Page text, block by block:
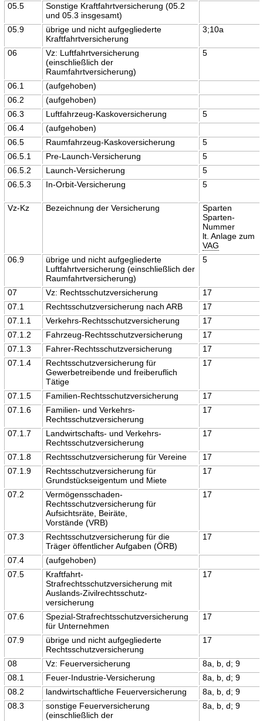
05.5
Sonstige Kraftfahrtversicherung (05.2
und 05.3 insgesamt)
05.9
übrige und nicht aufgegliederte
Kraftfahrtversicherung
3;10a
06
Vz: Luftfahrtversicherung
(einschließlich der
Raumfahrtversicherung)
5
06.1
(aufgehoben)
06.2
(aufgehoben)
06.3
Luftfahrzeug-Kaskoversicherung
5
06.4
(aufgehoben)
06.5
Raumfahrzeug-Kaskoversicherung
5
06.5.1
Pre-Launch-Versicherung
5
06.5.2
Launch-Versicherung
5
06.5.3
In-Orbit-Versicherung 5
Vz-Kz Bezeichnung der Versicherung
Sparten
Sparten-
Nummer
lt. Anlage zum
VAG
06.9
übrige und nicht aufgegliederte
Luftfahrtversicherung (einschließlich der
Raumfahrtversicherung)
5
07 Vz: Rechtsschutzversicherung
17
07.1
Rechtsschutzversicherung nach ARB
17
07.1.1
Verkehrs-Rechtsschutzversicherung
17
07.1.2
Fahrzeug-Rechtsschutzversicherung
17
07.1.3
Fahrer-Rechtsschutzversicherung
17
07.1.4
Rechtsschutzversicherung für
Gewerbetreibende und freiberuflich
Tätige
17
07.1.5 Familien-Rechtsschutzversicherung
17
07.1.6
Familien- und Verkehrs-
Rechtsschutzversicherung
17
07.1.7
Landwirtschafts- und Verkehrs-
Rechtsschutzversicherung
17
07.1.8 Rechtsschutzversicherung für Vereine
17
07.1.9
Rechtsschutzversicherung für
Grundstückseigentum und Miete
17
07.2
Vermögensschaden-
Rechtsschutzversicherung für
Aufsichtsräte, Beiräte,
Vorstände (VRB)
17
07.3
Rechtsschutzversicherung für die
Träger öffentlicher Aufgaben (ÖRB)
17
07.4
(aufgehoben)
07.5
Kraftfahrt-
Strafrechtsschutzversicherung mit
Auslands-Zivilrechtsschutz-
versicherung
17
07.6
Spezial-Strafrechtsschutzversicherung
für Unternehmen
17
07.9
übrige und nicht aufgegliederte
Rechtsschutzversicherung
17
08 Vz: Feuerversicherung
8a, b, d; 9
08.1
Feuer-Industrie-Versicherung
8a, b, d; 9
08.2
landwirtschaftliche Feuerversicherung
8a, b, d; 9
08.3
sonstige Feuerversicherung
(einschließlich der
8a, b, d; 9